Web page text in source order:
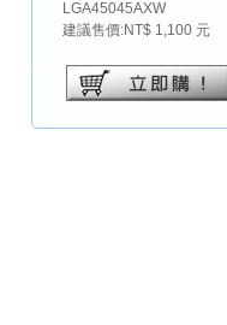
LGA45045AXW
建議售價:NT$ 1,100 元